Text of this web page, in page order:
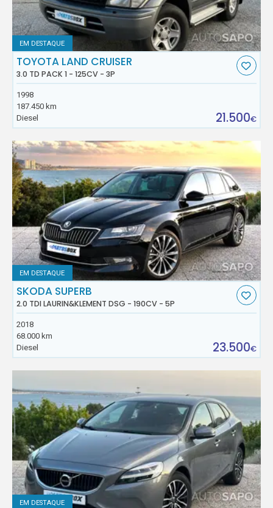
EM DESTAQUE
TOYOTA LAND CRUISER
3.0 TD PACK 1 - 125CV - 3P
1998
187.450 km
Diesel
21.500€
EM DESTAQUE
SKODA SUPERB
2.0 TDI LAURIN&KLEMENT DSG - 190CV - 5P
2018
68.000 km
Diesel
23.500€
EM DESTAQUE